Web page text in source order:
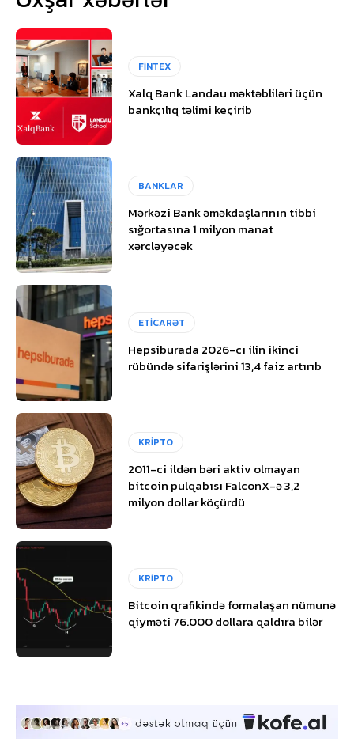
FİNTEX
Xalq Bank Landau məktəbliləri üçün
bankçılıq təlimi keçirib
BANKLAR
Mərkəzi Bank əməkdaşlarının tibbi
sığortasına 1 milyon manat
xərcləyəcək
ETİCARƏT
Hepsiburada 2026-cı ilin ikinci
rübündə sifarişlərini 13,4 faiz artırıb
KRİPTO
2011-ci ildən bəri aktiv olmayan
bitcoin pulqabısı FalconX-ə 3,2
milyon dollar köçürdü
KRİPTO
Bitcoin qrafikində formalaşan nümunə
qiyməti 76.000 dollara qaldıra bilər